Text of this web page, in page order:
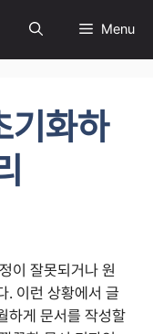
Menu
기화하
이 잘못되거나 원
. 이런 상황에서 글
하게 문서를 작성할